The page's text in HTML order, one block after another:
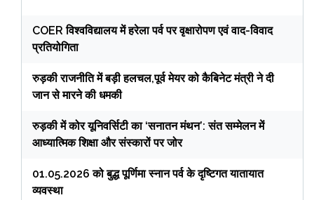
COER विश्वविद्यालय में हरेला पर्व पर वृक्षारोपण एवं वाद-विवाद
प्रतियोगिता
रुड़की राजनीति में बड़ी हलचल,पूर्व मेयर को कैबिनेट मंत्री ने दी
जान से मारने की धमकी
रुड़की में कोर यूनिवर्सिटी का ‘सनातन मंथन’: संत सम्मेलन में
आध्यात्मिक शिक्षा और संस्कारों पर जोर
01.05.2026 को बुद्ध पूर्णिमा स्नान पर्व के दृष्टिगत यातायात
व्यवस्था